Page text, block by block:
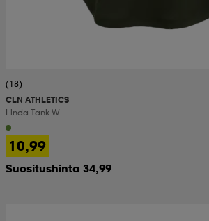
(18)
CLN ATHLETICS
Linda Tank W
10,99
Suositushinta 34,99